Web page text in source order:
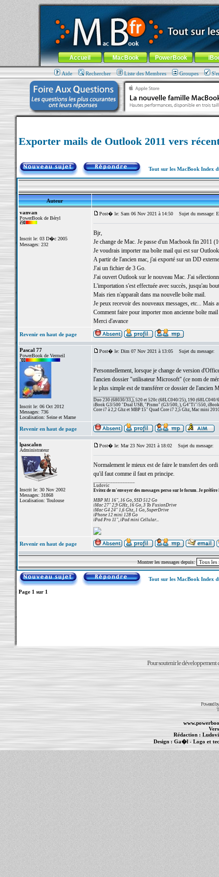
MacBook-fr.com : 100% Apple... 100% nomade !
Aller au contenu-Aller au menu général-Aller au menu de
Menu général
Accueil MacBook PowerBook
Aide Rechercher Liste des Membres Groupes
Exporter mails de Outlook 2011 vers
Tout sur les MacBook Index
Auteur
vanvan
PowerBook de Béryl
Inscrit le: 03 D�c 2005
Messages: 232
Post� le: Sam 06 Nov 2021 à 14:50 Sujet du message:
Bjr,
Je change de Mac. Je passe d'un Macbook fin 2011
Je voudrais importer ma boîte mail qui est sur
A partir de l'ancien mac, j'ai exporté sur un DD
J'ai un fichier de 3 Go.
J'ai ouvert Outlook sur le nouveau Mac. J'ai
L'importation s'est effectuée avec succès, jusqu'au
Mais rien n'apparaît dans ma nouvelle boîte mail.
Je peux recevoir des nouveaux messages, etc... Mais
Comment faire pour importer mon ancienne boîte
Merci d'avance
Revenir en haut de page
Pascal 77
PowerBook de Vermeil
Inscrit le: 06 Oct 2012
Messages: 736
Localisation: Seine et Marne
Post� le: Dim 07 Nov 2021 à 13:05 Sujet du message:
Personnellement, lorsque je change de version
l'ancien dossier "utilisateur Microsoft" (ce nom de
le plus simple est de transférer ce dossier de l'ancien
Duo 230 (68030/33,), 520 et 520c (68LC040/25), 190 (68LC040/
iBook G3/500 "Dual USB, "Pismo" (G3/500, ), G4"Ti"/550,
Core i7 à 2,2 Ghz et MBP 15" Quad Core i7 2,5 Ghz, Mac mini
Revenir en haut de page
lpascalon
Administrateur
Inscrit le: 30 Nov 2002
Messages: 31868
Localisation: Toulouse
Post� le: Mar 23 Nov 2021 à 18:02 Sujet du message:
Normalement le mieux est de faire le transfert des
qu'il faut comme il faut en principe.
Ludovic
Evitez de m'envoyer des messages perso sur le forum. Je préfère
MBP M1 16", 16 Go, SSD 512 Go
iMac 27" 2,9 GHz, 16 Go, 3 To FusionDrive
iMac G4 24" 1,6 Ghz, 1 Go, SuperDrive
iPhone 12 mini 128 Go
iPad Pro 11", iPad mini Cellular...
Revenir en haut de page
Montrer les messages depuis:
Tout sur les MacBook Index
Page 1 sur 1
Pour soutenir le développement
Powered
Rédaction :
Design : Ga�l - Logo et
Informations :